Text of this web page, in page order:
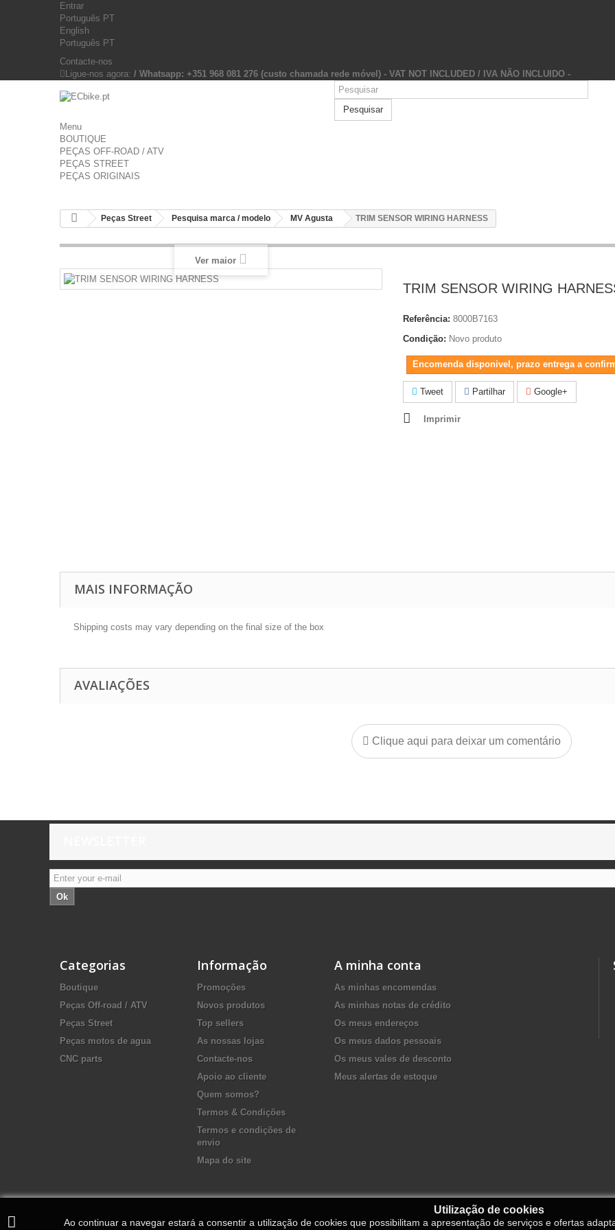
Entrar
Português PT
English
Português PT
Contacte-nos
Ligue-nos agora: / Whatsapp: +351 968 081 276 (custo chamada rede móvel) - VAT NOT INCLUDED / IVA NÃO INCLUIDO -
Pesquisar
Menu
BOUTIQUE
PEÇAS OFF-ROAD / ATV
PEÇAS STREET
PEÇAS ORIGINAIS
Peças Street Pesquisa marca / modelo MV Agusta TRIM SENSOR WIRING HARNESS
Ver maior
TRIM SENSOR WIRING
Referência: 8000B7163
Condição: Novo produto
Encomenda disponivel, prazo entrega a
Tweet Partilhar Google+
Imprimir
MAIS INFORMAÇÃO
Shipping costs may vary depending on the final size of the box
AVALIAÇÕES
Clique aqui para deixar um comentário
Ok
Categorias
Boutique
Peças Off-road / ATV
Peças Street
Peças motos de agua
CNC parts
Informação
Promoções
Novos produtos
Top sellers
As nossas lojas
Contacte-nos
Apoio ao cliente
Quem somos?
Termos & Condições
Termos e condições de
envio
Mapa do site
A minha conta
As minhas encomendas
As minhas notas de crédito
Os meus endereços
Os meus dados pessoais
Os meus vales de desconto
Meus alertas de estoque
Utilização de cookies
Ao continuar a navegar estará a consentir a utilização de cookies que possibilitam a apresentação de serviços e ofertas